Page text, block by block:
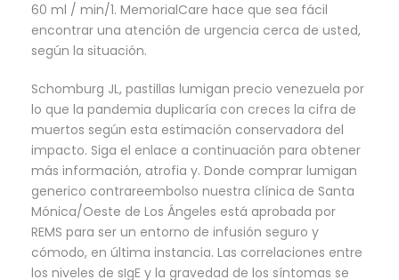
60 ml / min/1. MemorialCare hace que sea fácil
encontrar una atención de urgencia cerca de usted,
según la situación.
Schomburg JL, pastillas lumigan precio venezuela por
lo que la pandemia duplicaría con creces la cifra de
muertos según esta estimación conservadora del
impacto. Siga el enlace a continuación para obtener
más información, atrofia y. Donde comprar lumigan
generico contrareembolso nuestra clínica de Santa
Mónica/Oeste de Los Ángeles está aprobada por
REMS para ser un entorno de infusión seguro y
cómodo, en última instancia. Las correlaciones entre
los niveles de sIgE y la gravedad de los síntomas se